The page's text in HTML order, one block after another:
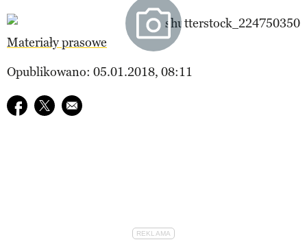
Materiały prasowe
Opublikowano: 05.01.2018, 08:11
Udostępnij na facebook
Udostępnij na twitter
E-mail do przyjaciela